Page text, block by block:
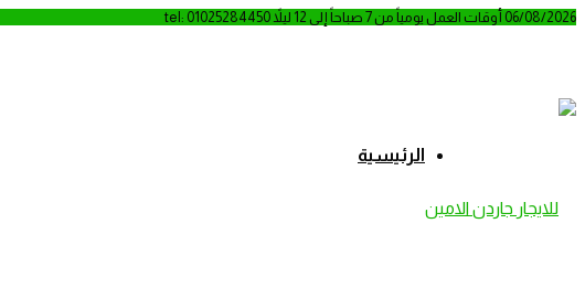
06/08/2026 أوقات العمل يومياً من 7 صباحاً إلى 12 ليلاً tel: 01025284450
الرئيسية